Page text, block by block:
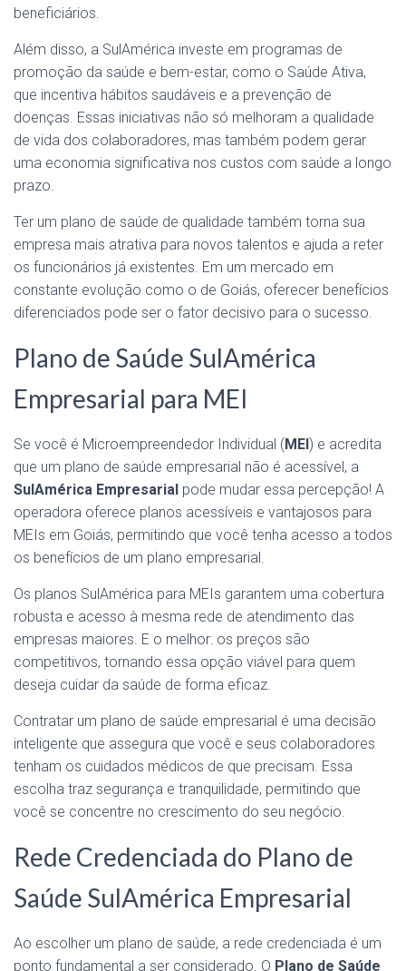
beneficiários.
Além disso, a SulAmérica investe em programas de
promoção da saúde e bem-estar, como o Saúde Ativa,
que incentiva hábitos saudáveis e a prevenção de
doenças. Essas iniciativas não só melhoram a qualidade
de vida dos colaboradores, mas também podem gerar
uma economia significativa nos custos com saúde a longo
prazo.
Ter um plano de saúde de qualidade também torna sua
empresa mais atrativa para novos talentos e ajuda a reter
os funcionários já existentes. Em um mercado em
constante evolução como o de Goiás, oferecer benefícios
diferenciados pode ser o fator decisivo para o sucesso.
Plano de Saúde SulAmérica
Empresarial para MEI
Se você é Microempreendedor Individual (MEI) e acredita
que um plano de saúde empresarial não é acessível, a
SulAmérica Empresarial pode mudar essa percepção! A
operadora oferece planos acessíveis e vantajosos para
MEIs em Goiás, permitindo que você tenha acesso a todos
os benefícios de um plano empresarial.
Os planos SulAmérica para MEIs garantem uma cobertura
robusta e acesso à mesma rede de atendimento das
empresas maiores. E o melhor: os preços são
competitivos, tornando essa opção viável para quem
deseja cuidar da saúde de forma eficaz.
Contratar um plano de saúde empresarial é uma decisão
inteligente que assegura que você e seus colaboradores
tenham os cuidados médicos de que precisam. Essa
escolha traz segurança e tranquilidade, permitindo que
você se concentre no crescimento do seu negócio.
Rede Credenciada do Plano de
Saúde SulAmérica Empresarial
Ao escolher um plano de saúde, a rede credenciada é um
ponto fundamental a ser considerado. O Plano de Saúde